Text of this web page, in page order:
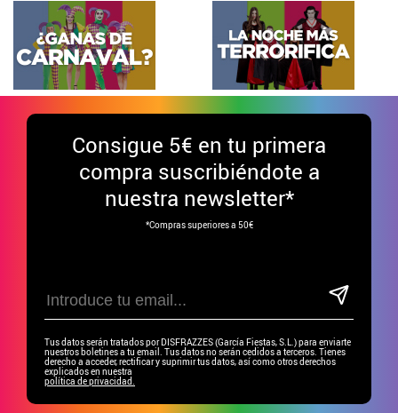
Consigue 5€ en tu primera
compra suscribiéndote a
nuestra newsletter*
*Compras superiores a 50€
Tus datos serán tratados por DISFRAZZES (García Fiestas, S.L.) para enviarte
nuestros boletines a tu email. Tus datos no serán cedidos a terceros. Tienes
derecho a acceder, rectificar y suprimir tus datos, así como otros derechos
explicados en nuestra
política de privacidad.